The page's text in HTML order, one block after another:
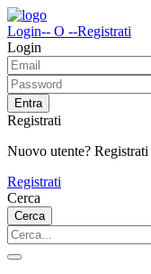
Login-- O --Registrati
Login
Entra
Registrati
Nuovo utente?
Registrati
Cerca
Cerca